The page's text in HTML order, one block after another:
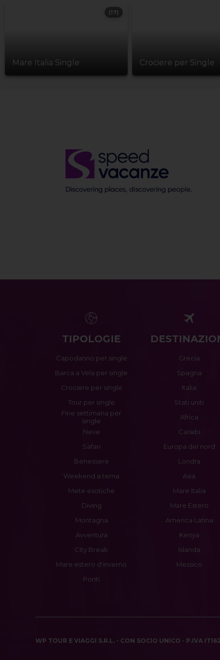
Mare Italia Single
(17)
Crociere per Single
TIPOLOGIE
Capodanno per single
Barca a Vela per single
Crociere per single
Tour per single
Fine settimana per
single
Neve
Safari
Benessere
Weekend a tema
Mete esotiche
Diving
Montagna
Avventura
City Break
Mare estero d'inverno
Ponti
Grecia
Spagna
Italia
Stati uniti
Africa
Caraibi
Europa del nord
Londra
Asia
Mare Italia
Mare Estero
America Latina
Kenya
Islanda
Messico
WP TOUR E VIAGGI S.R.L. - CON SOCIO UNICO - P.IVA